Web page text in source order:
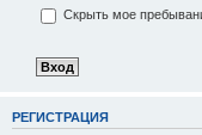
Скрыть мое
РЕГИСТРАЦИЯ